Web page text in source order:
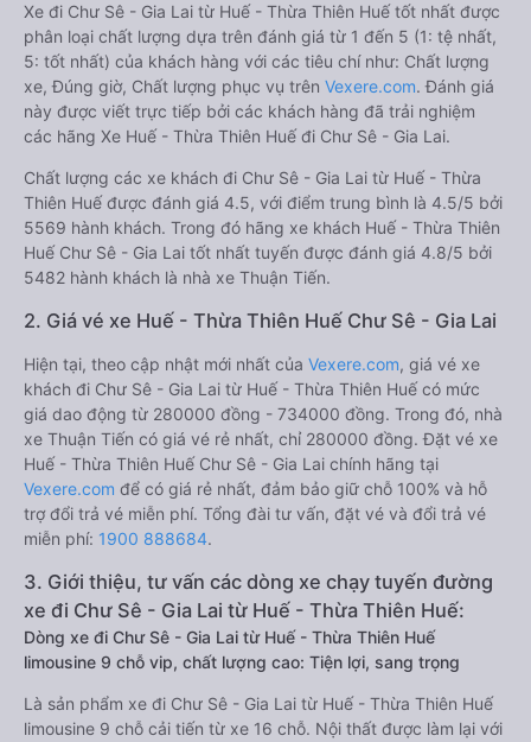
Xe đi Chư Sê - Gia Lai từ Huế - Thừa Thiên Huế tốt nhất được
phân loại chất lượng dựa trên đánh giá từ 1 đến 5 (1: tệ nhất,
5: tốt nhất) của khách hàng với các tiêu chí như: Chất lượng
xe, Đúng giờ, Chất lượng phục vụ trên Vexere.com. Đánh giá
này được viết trực tiếp bởi các khách hàng đã trải nghiệm
các hãng Xe Huế - Thừa Thiên Huế đi Chư Sê - Gia Lai.
Chất lượng các xe khách đi Chư Sê - Gia Lai từ Huế - Thừa
Thiên Huế được đánh giá 4.5, với điểm trung bình là 4.5/5 bởi
5569 hành khách. Trong đó hãng xe khách Huế - Thừa Thiên
Huế Chư Sê - Gia Lai tốt nhất tuyến được đánh giá 4.8/5 bởi
5482 hành khách là nhà xe Thuận Tiến.
2. Giá vé xe Huế - Thừa Thiên Huế Chư Sê - Gia Lai
Hiện tại, theo cập nhật mới nhất của Vexere.com, giá vé xe
khách đi Chư Sê - Gia Lai từ Huế - Thừa Thiên Huế có mức
giá dao động từ 280000 đồng - 734000 đồng. Trong đó, nhà
xe Thuận Tiến có giá vé rẻ nhất, chỉ 280000 đồng. Đặt vé xe
Huế - Thừa Thiên Huế Chư Sê - Gia Lai chính hãng tại
Vexere.com để có giá rẻ nhất, đảm bảo giữ chỗ 100% và hỗ
trợ đổi trả vé miễn phí. Tổng đài tư vấn, đặt vé và đổi trả vé
miễn phí: 1900 888684.
3. Giới thiệu, tư vấn các dòng xe chạy tuyến đường
xe đi Chư Sê - Gia Lai từ Huế - Thừa Thiên Huế:
Dòng xe đi Chư Sê - Gia Lai từ Huế - Thừa Thiên Huế
limousine 9 chỗ vip, chất lượng cao: Tiện lợi, sang trọng
Là sản phẩm xe đi Chư Sê - Gia Lai từ Huế - Thừa Thiên Huế
limousine 9 chỗ cải tiến từ xe 16 chỗ. Nội thất được làm lại với